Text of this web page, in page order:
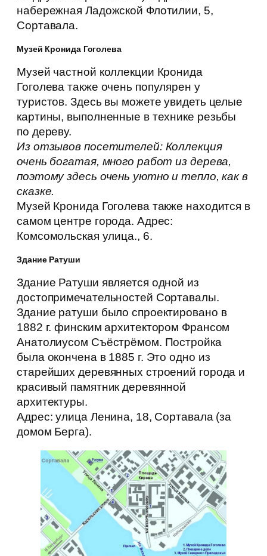
набережная Ладожской Флотилии, 5,
Сортавала.
Музей Кронида Гоголева
Музей частной коллекции Кронида
Гоголева также очень популярен у
туристов. Здесь вы можете увидеть целые
картины, выполненные в технике резьбы
по дереву.
Из отзывов посетителей: Коллекция
очень богатая, много работ из дерева,
поэтому здесь очень уютно и тепло, как в
сказке.
Музей Кронида Гоголева также находится в
самом центре города. Адрес:
Комсомольская улица., 6.
Здание Ратуши
Здание Ратуши является одной из
достопримечательностей Сортавалы.
Здание ратуши было спроектировано в
1882 г. финским архитектором Франсом
Анатолиусом Съёстрёмом. Постройка
была окончена в 1885 г. Это одно из
старейших деревянных строений города и
красивый памятник деревянной
архитектуры.
Адрес: улица Ленина, 18, Сортавала (за
домом Берга).